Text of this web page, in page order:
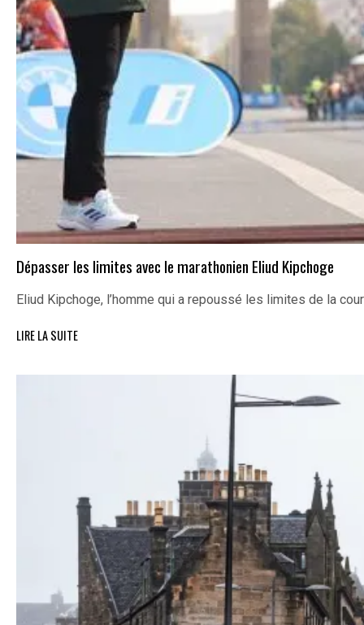
Dépasser les limites avec le marathonien Eliud Kipchoge
Eliud Kipchoge, l’homme qui a repoussé les limites de la
LIRE LA SUITE